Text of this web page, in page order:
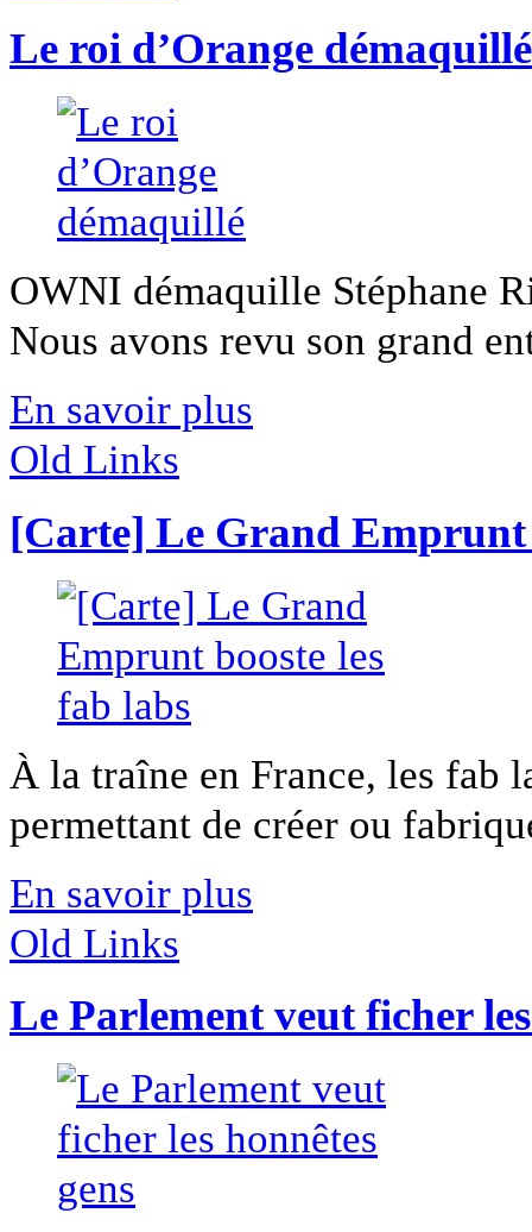
Le roi d’Orange démaquillé
OWNI démaquille Stéphane
Nous avons revu son grand
En savoir plus
Old Links
[Carte] Le Grand Emprunt
À la traîne en France, les fab
permettant de créer ou
En savoir plus
Old Links
Le Parlement veut ficher